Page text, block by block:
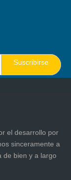
Suscribirse
el desarrollo por
sinceramente a
de bien y a largo